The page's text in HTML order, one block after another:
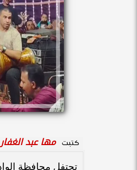
كتبت مها عبد الغفار